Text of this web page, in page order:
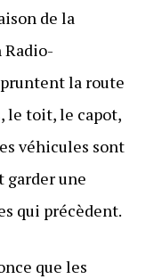
de la
Radio-
la route
le toit, le capot,
véhicules sont
garder une
qui précèdent.
que les